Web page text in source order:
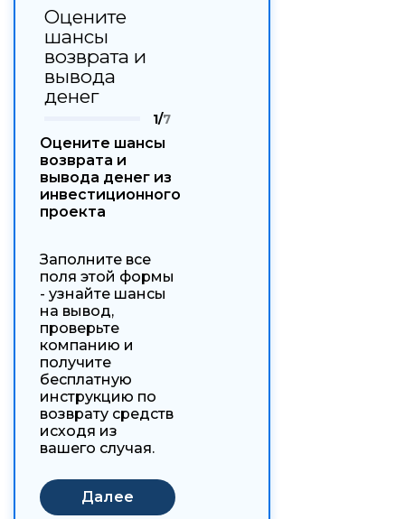
Оцените
шансы
возврата и
вывода
денег
1/7
Оцените шансы
возврата и
вывода денег из
инвестиционного
проекта
Заполните все
поля этой формы
- узнайте шансы
на вывод,
проверьте
компанию и
получите
бесплатную
инструкцию по
возврату средств
исходя из
вашего случая.